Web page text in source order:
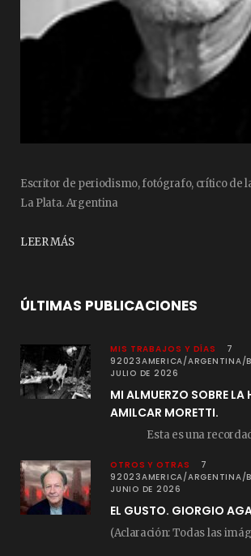
Escritor de periodismo, fotógrafo, crítico de
La Plata. Argentina
LEER MÁS
ÚLTIMAS PUBLICACIONES
MIS TRABAJOS Y DÍAS
7
92023AMERICA/ARGENTINA/
JULIO DE 2026
MI ALMUERZO SOBRE LA
AMILCAR MORETTI.
OTROS Y OTRAS
7
92023AMERICA/ARGENTINA/
JUNIO DE 2026
EL GUSTO. GIORGIO